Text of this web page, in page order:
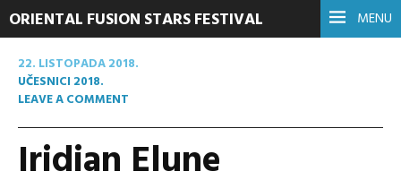
MENU
ORIENTAL FUSION STARS FESTIVAL
22. LISTOPADA 2018.
UČESNICI 2018.
LEAVE A COMMENT
Iridian Elune